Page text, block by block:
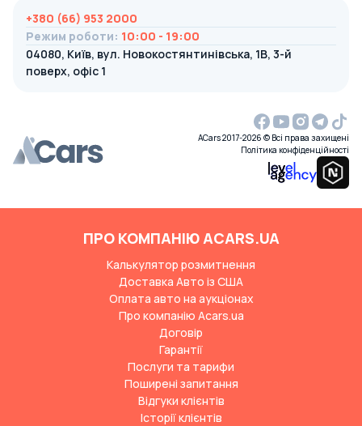
+380 (66) 953 2000
Режим роботи: 10:00 - 19:00
04080, Київ, вул. Новокостянтинівська, 1В, 3-й
поверх, офіс 1
ACars 2017-2026 © Всі права захищені
Політика конфіденційності
ПРО КОМПАНІЮ ACARS.UA
Калькулятор розмитнення
Доставка Авто із США
Оплата авто на аукціонах
Про компанію Acars.ua
Договір
Гарантії
Послуги та тарифи
Поширені запитання
Відгуки клієнтів
Історії клієнтів